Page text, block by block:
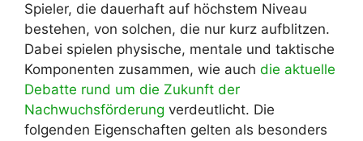
Spieler, die dauerhaft auf höchstem Niveau
bestehen, von solchen, die nur kurz aufblitzen.
Dabei spielen physische, mentale und taktische
Komponenten zusammen, wie auch die aktuelle
Debatte rund um die Zukunft der
Nachwuchsförderung verdeutlicht. Die
folgenden Eigenschaften gelten als besonders